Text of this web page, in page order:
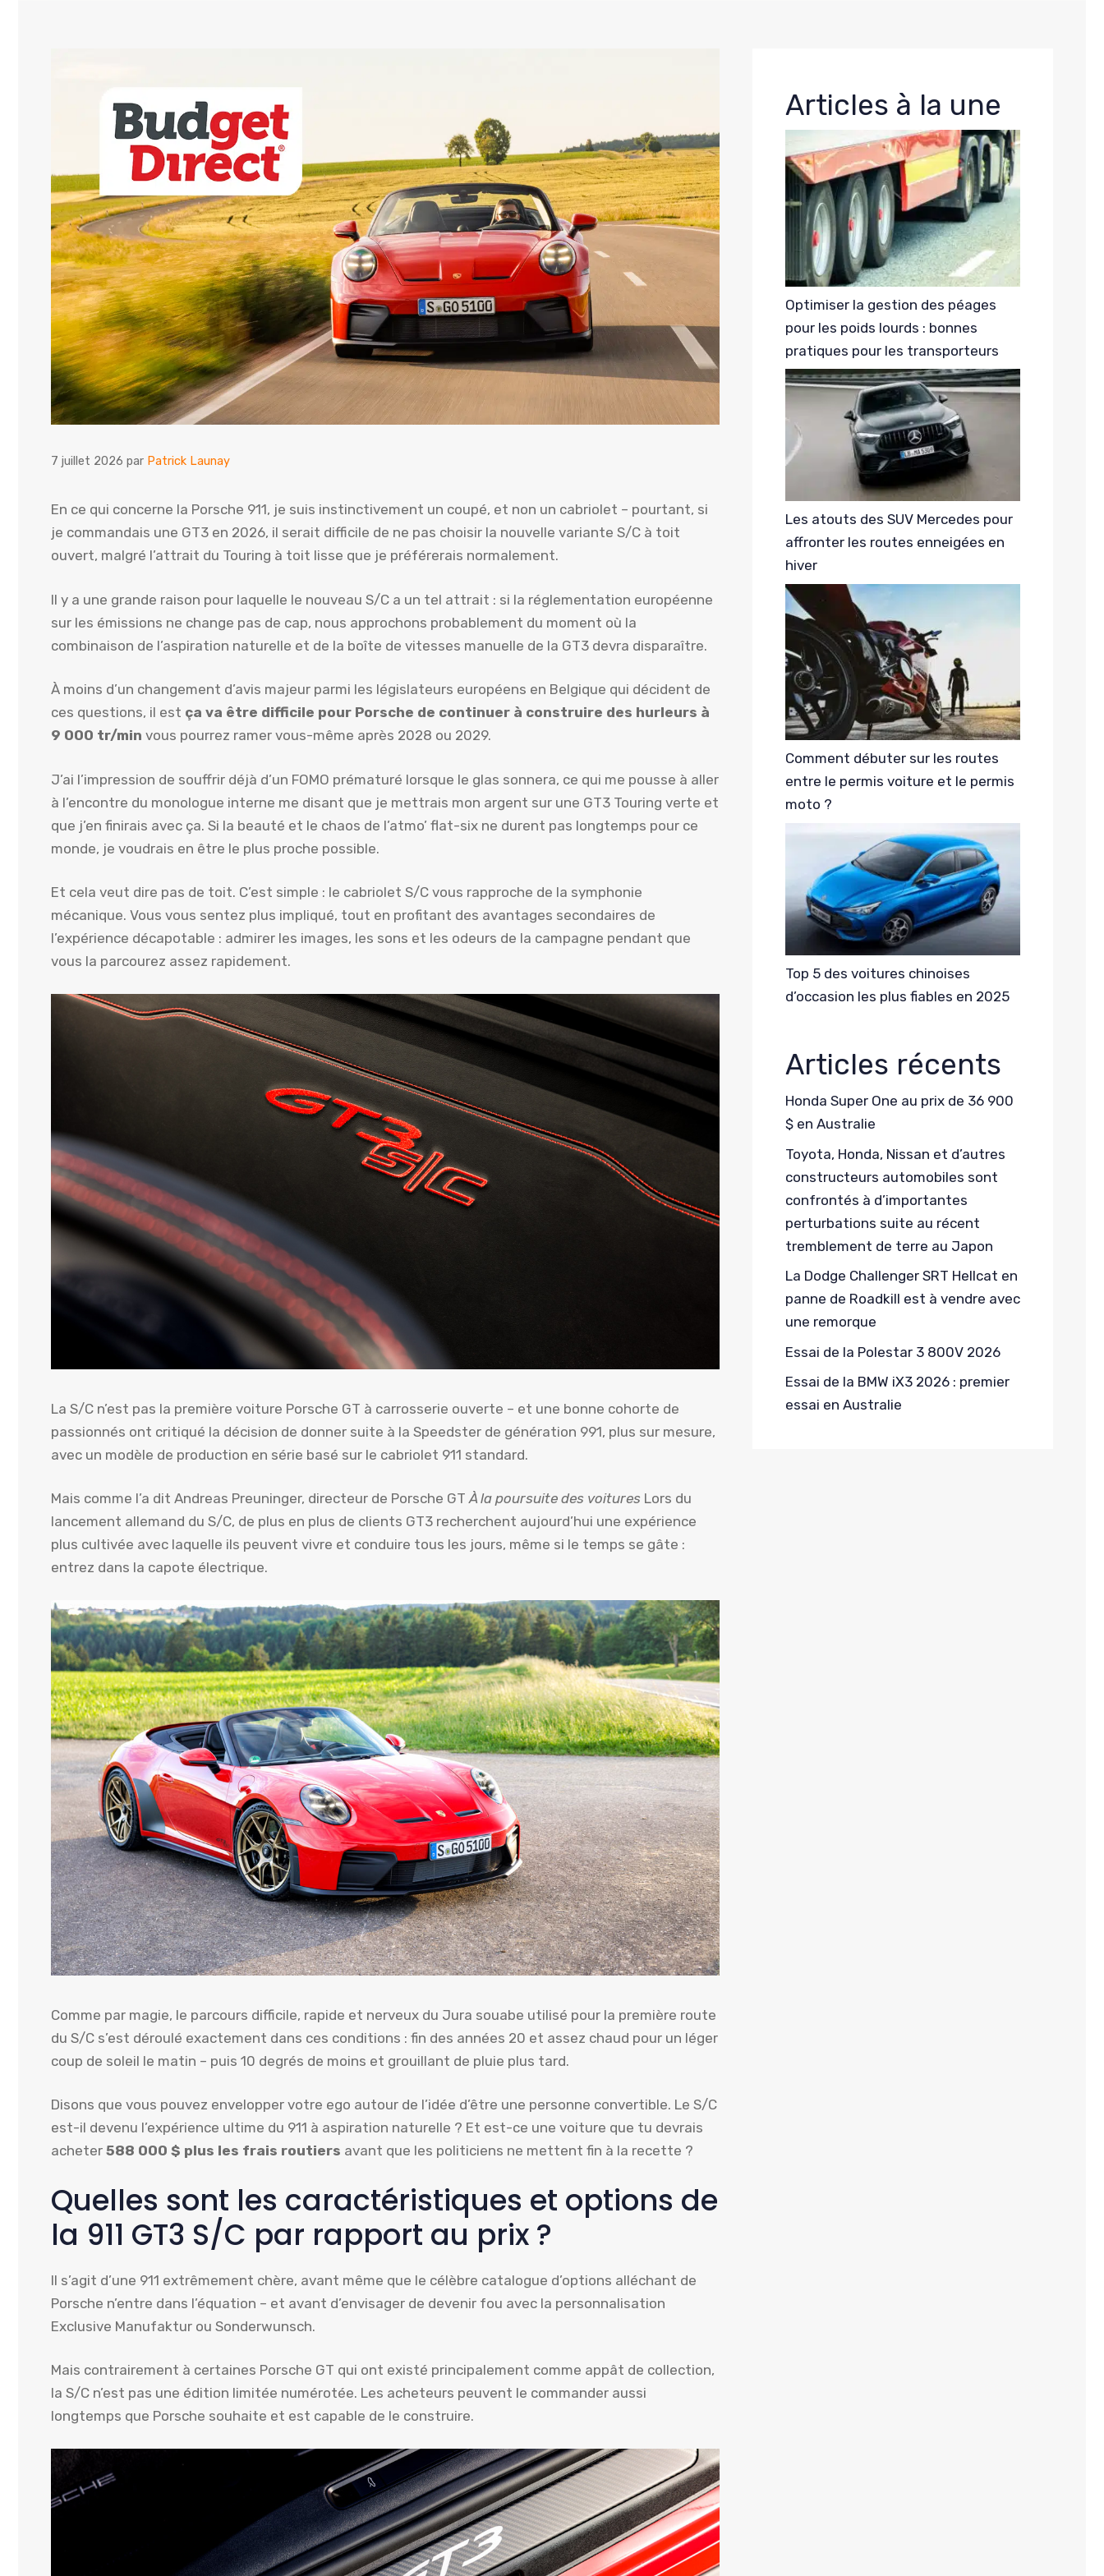
7 juillet 2026 par Patrick Launay
En ce qui concerne la Porsche 911, je suis instinctivement un coupé, et non un cabriolet – pourtant, si
je commandais une GT3 en 2026, il serait difficile de ne pas choisir la nouvelle variante S/C à toit
ouvert, malgré l’attrait du Touring à toit lisse que je préférerais normalement.
Il y a une grande raison pour laquelle le nouveau S/C a un tel attrait : si la réglementation européenne
sur les émissions ne change pas de cap, nous approchons probablement du moment où la
combinaison de l’aspiration naturelle et de la boîte de vitesses manuelle de la GT3 devra disparaître.
À moins d’un changement d’avis majeur parmi les législateurs européens en Belgique qui décident de
ces questions, il est ça va être difficile pour Porsche de continuer à construire des hurleurs à
9 000 tr/min vous pourrez ramer vous-même après 2028 ou 2029.
J’ai l’impression de souffrir déjà d’un FOMO prématuré lorsque le glas sonnera, ce qui me pousse à aller
à l’encontre du monologue interne me disant que je mettrais mon argent sur une GT3 Touring verte et
que j’en finirais avec ça. Si la beauté et le chaos de l’atmo’ flat-six ne durent pas longtemps pour ce
monde, je voudrais en être le plus proche possible.
Et cela veut dire pas de toit. C’est simple : le cabriolet S/C vous rapproche de la symphonie
mécanique. Vous vous sentez plus impliqué, tout en profitant des avantages secondaires de
l’expérience décapotable : admirer les images, les sons et les odeurs de la campagne pendant que
vous la parcourez assez rapidement.
La S/C n’est pas la première voiture Porsche GT à carrosserie ouverte – et une bonne cohorte de
passionnés ont critiqué la décision de donner suite à la Speedster de génération 991, plus sur mesure,
avec un modèle de production en série basé sur le cabriolet 911 standard.
Mais comme l’a dit Andreas Preuninger, directeur de Porsche GTÀ la poursuite des voitures Lors du
lancement allemand du S/C, de plus en plus de clients GT3 recherchent aujourd’hui une expérience
plus cultivée avec laquelle ils peuvent vivre et conduire tous les jours, même si le temps se gâte :
entrez dans la capote électrique.
Comme par magie, le parcours difficile, rapide et nerveux du Jura souabe utilisé pour la première route
du S/C s’est déroulé exactement dans ces conditions : fin des années 20 et assez chaud pour un léger
coup de soleil le matin – puis 10 degrés de moins et grouillant de pluie plus tard.
Disons que vous pouvez envelopper votre ego autour de l’idée d’être une personne convertible. Le S/C
est-il devenu l’expérience ultime du 911 à aspiration naturelle ? Et est-ce une voiture que tu devrais
acheter 588 000 $ plus les frais routiers avant que les politiciens ne mettent fin à la recette ?
Quelles sont les caractéristiques et options de
la 911 GT3 S/C par rapport au prix ?
Il s’agit d’une 911 extrêmement chère, avant même que le célèbre catalogue d’options alléchant de
Porsche n’entre dans l’équation – et avant d’envisager de devenir fou avec la personnalisation
Exclusive Manufaktur ou Sonderwunsch.
Mais contrairement à certaines Porsche GT qui ont existé principalement comme appât de collection,
la S/C n’est pas une édition limitée numérotée. Les acheteurs peuvent le commander aussi
longtemps que Porsche souhaite et est capable de le construire.
Articles à la une
Optimiser la gestion des péages
pour les poids lourds : bonnes
pratiques pour les transporteurs
Les atouts des SUV Mercedes pour
affronter les routes enneigées en
hiver
Comment débuter sur les routes
entre le permis voiture et le permis
moto ?
Top 5 des voitures chinoises
d’occasion les plus fiables en 2025
Articles récents
Honda Super One au prix de 36 900
$ en Australie
Toyota, Honda, Nissan et d’autres
constructeurs automobiles sont
confrontés à d’importantes
perturbations suite au récent
tremblement de terre au Japon
La Dodge Challenger SRT Hellcat en
panne de Roadkill est à vendre avec
une remorque
Essai de la Polestar 3 800V 2026
Essai de la BMW iX3 2026 : premier
essai en Australie